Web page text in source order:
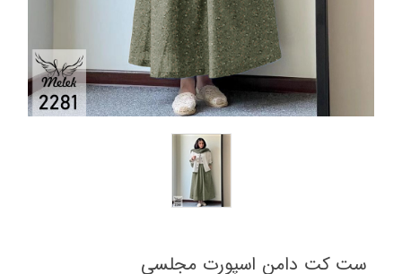
ست کت دامن اسپورت مجلسی